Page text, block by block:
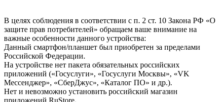
В целях соблюдения в соответствии с п. 2 ст. 10 Закона РФ «О
защите прав потребителей» обращаем ваше внимание на
важные особенности данного устройства:
Данный смартфон/планшет был приобретен за пределами
Российской Федерации.
На устройстве нет пакета обязательных российских
приложений («Госуслуги», «Госуслуги Москвы», «VK
Мессенджер», «СберДжус», «Каталог ПО» и др.).
Нет и невозможно установить российский магазин
приложений RuStore.